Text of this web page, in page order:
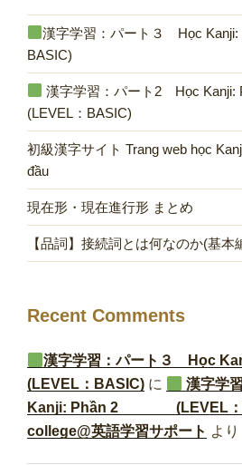
漢字学習：パート３ Học Kanji:
BASIC)
漢字学習：パート2 Học
(LEVEL：BASIC)
初級漢字サイト Trang web học
đầu
現在形・現在進行形 まとめ
【品詞】接続詞とは何なのか(基本
Recent Comments
漢字学習：パート３ Học
(LEVEL：BASIC) に
漢字学
Kanji: Phần 2 (LEVEL：
college@英語学習サポート より